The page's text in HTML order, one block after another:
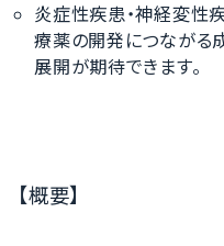
炎症性疾患・神経変性
療薬の開発につながる
展開が期待できます。
【概要】